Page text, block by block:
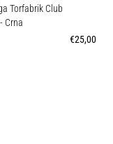
Torfabrik Club
- Crna
€25,00